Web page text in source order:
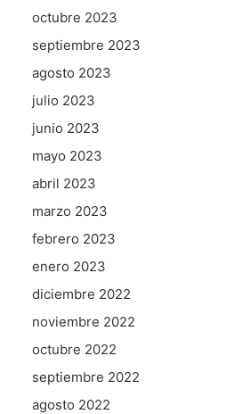
octubre 2023
septiembre 2023
agosto 2023
julio 2023
junio 2023
mayo 2023
abril 2023
marzo 2023
febrero 2023
enero 2023
diciembre 2022
noviembre 2022
octubre 2022
septiembre 2022
agosto 2022